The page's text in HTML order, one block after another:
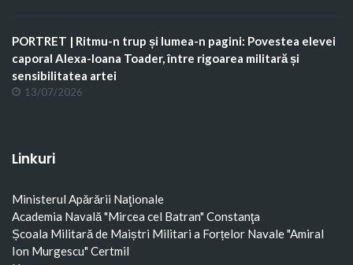
PORTRET | Ritmu-n trup și lumea-n pagini: Povestea elevei
caporal Alexa-Ioana Toader, între rigoarea militară și
sensibilitatea artei
13/07/2026
Linkuri
Ministerul Apărării Naţionale
Academia Navală "Mircea cel Batran" Constanţa
Școala Militară de Maiștri Militari a Forțelor Navale "Amiral
Ion Murgescu" Certmil